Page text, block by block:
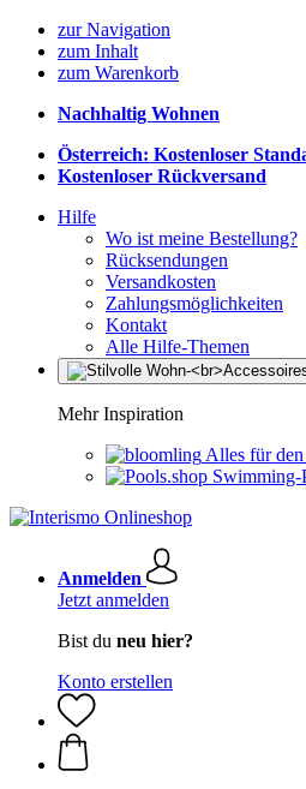
zur Navigation
zum Inhalt
zum Warenkorb
Nachhaltig Wohnen
Österreich: Kostenloser
Kostenloser Rückversand
Hilfe
Wo ist meine Bestellung?
Rücksendungen
Versandkosten
Zahlungsmöglichkeiten
Kontakt
Alle Hilfe-Themen
Mehr Inspiration
Alles für
Swimming-
Anmelden
Jetzt anmelden
Bist du neu hier?
Konto erstellen